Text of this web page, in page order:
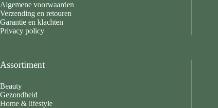
Algemene voorwaarden
Verzending en retouren
Garantie en klachten
Privacy policy
Assortiment
Beauty
Gezondheid
Home & lifestyle